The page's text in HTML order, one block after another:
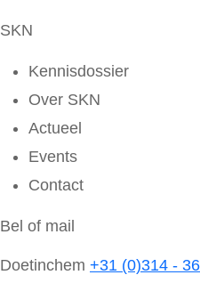
SKN
Kennisdossier
Over SKN
Actueel
Events
Contact
Bel of mail
Doetinchem +31 (0)314 -